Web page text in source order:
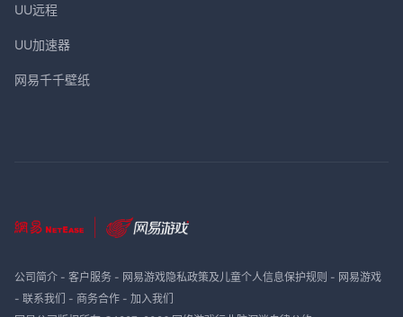
UU远程
UU加速器
网易千千壁纸
公司简介- 客户服务- 网易游戏隐私政策及儿童个人信息保护规则 - 网易游戏
- 联系我们 - 商务合作- 加入我们